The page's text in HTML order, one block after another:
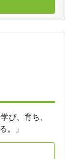
び、育ち、
。」